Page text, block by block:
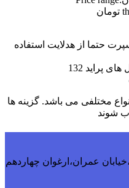
حتما از هدلایت استفاده
پراید 132
مختلفی می باشد. گزینه ها
شوند
اندیشه،فاز1اندیشه،خیابان عمران،ارغوان چهاردهم